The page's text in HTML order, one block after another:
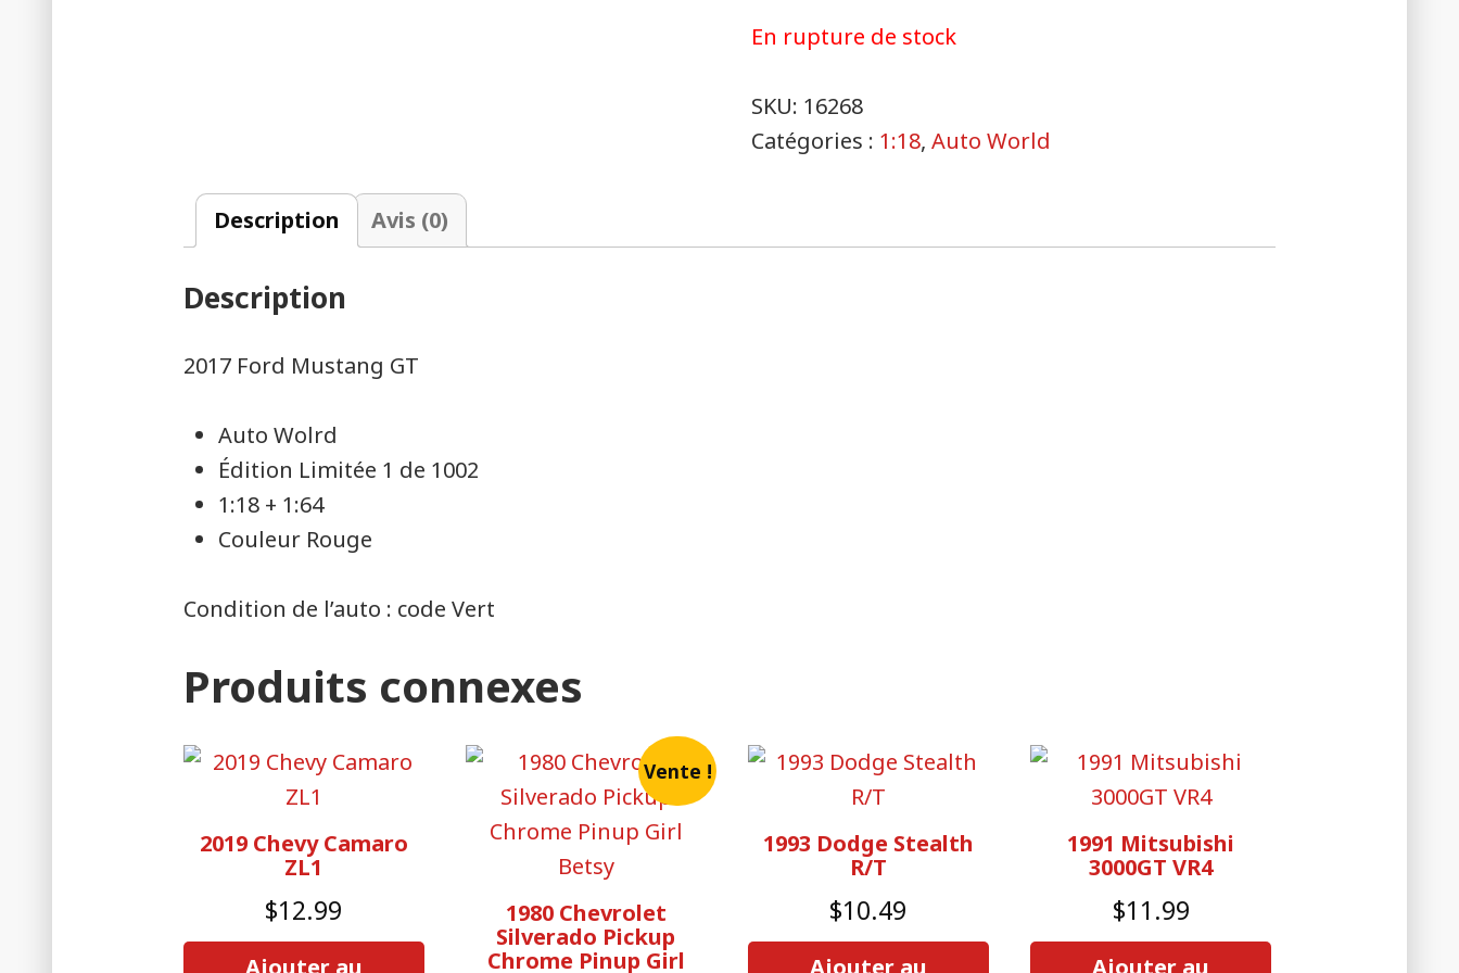
En rupture de stock
SKU: 16268
Catégories : 1:18,Auto World
Description Avis (0)
Description
2017 Ford Mustang GT
Auto Wolrd
Édition Limitée 1 de 1002
1:18 + 1:64
Couleur Rouge
Condition de l’auto : code Vert
Produits connexes
2019 Chevy Camaro
ZL1
$12.99
Ajouter au
Vente !
1980 Chevrolet
Silverado Pickup
Chrome Pinup Girl
1993 Dodge Stealth
R/T
$10.49
Ajouter au
1991 Mitsubishi
3000GT VR4
$11.99
Ajouter au